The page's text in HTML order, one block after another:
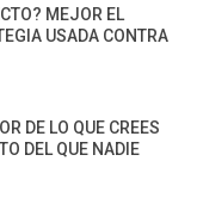
MEJOR EL
USADA CONTRA
DE LO QUE CREES
DEL QUE NADIE